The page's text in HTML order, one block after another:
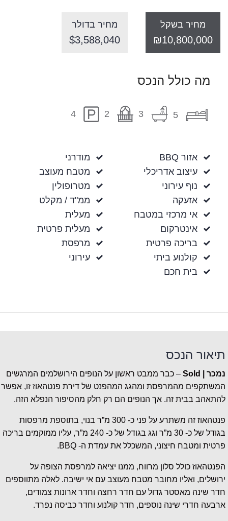
מחיר בשקל
₪10,800,000
מחיר בדולר
$3,588,040
מה כולל הנכס
5
3
2
4
אזור BBQ
עיצוב אדריכלי
נוף עירוני
אזעקה
אי מרכזי במטבח
אינטרקום
בריכה פרטית
קולנוע ביתי
בית חכם
מודרני
מטבח מעוצב
מטרופולין
ממ"ד / מקלט
מעלית
מעלית פרטית
מרפסת
עירוני
תיאור הנכס
נמכר | Sold
– כבר ממבט ראשון על הנופים הירושלמים המרגשים
המשתקפים מהמרפסת ומהגג המהפנט של דירת פנטהאוז זו, אפשר
להתאהב בבית זה. אך הנופים הם רק חלק מהסיפור הנפלא הזה.
פנטהאוז זה משתרע על פני כ- 300 מ”ר בנוי, בתוספת מרפסות
בגודל של כ- 30 מ”ר וגג בגודל של כ- 240 מ”ר, עליו ממוקמים בריכה
פרטית ומטבח חיצוני, המשכלל את עמדת ה- BBQ.
הפנטהאוז כולל סלון מרווח, ממנו יציאה למרפסת הצופה על
ירושלים, ואליו מחובר מטבח מעוצב עם אי ישיבה. לאלה מתווספים
חדר שינה מאסטר גדול עם חדר רחצה וחדר ארונות צמודים,
ארבעה חדרי שינה נוספים, חדר קולנוע וחדר כביסה נפרד.